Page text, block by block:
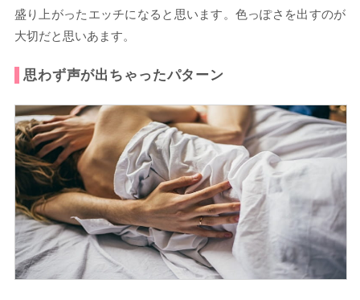
盛り上がったエッチになると思います。色っぽさを出すのが
大切だと思いあます。
思わず声が出ちゃったパターン